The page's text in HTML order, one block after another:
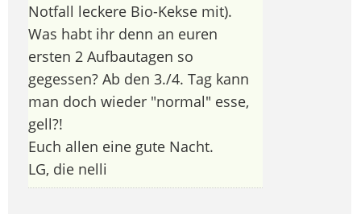
Notfall leckere Bio-Kekse mit).
Was habt ihr denn an euren
ersten 2 Aufbautagen so
gegessen? Ab den 3./4. Tag kann
man doch wieder "normal" esse,
gell?!
Euch allen eine gute Nacht.
LG, die nelli